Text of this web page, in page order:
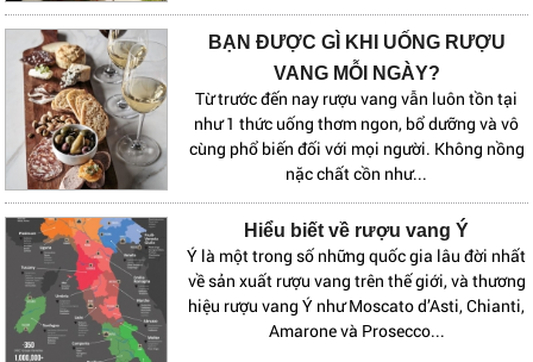
BẠN ĐƯỢC GÌ KHI UỐNG RƯỢU
VANG MỖI NGÀY?
Từ trước đến nay rượu vang vẫn luôn tồn tại
như 1 thức uống thơm ngon, bổ dưỡng và vô
cùng phổ biến đối với mọi người. Không nồng
nặc chất cồn như...
Hiểu biết về rượu vang Ý
Ý là một trong số những quốc gia lâu đời nhất
về sản xuất rượu vang trên thế giới, và thương
hiệu rượu vang Ý như Moscato d’Asti, Chianti,
Amarone và Prosecco...